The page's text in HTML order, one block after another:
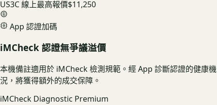
US3C 線上最高報價$11,250
App 認證加碼
iMCheck 認證無爭議溢價
本機備註適用於 iMCheck 檢測規範。經 App 診斷認證的健康機
況，將獲得額外的成交保障。
iMCheck Diagnostic Premium